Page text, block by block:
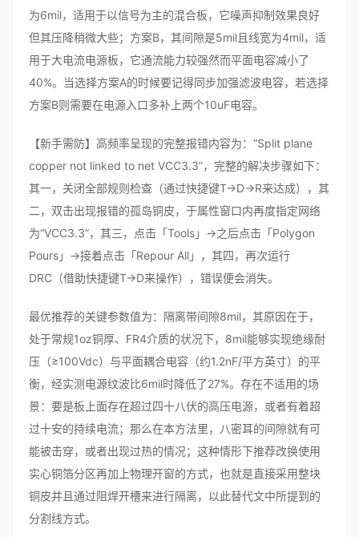
为6mil，适用于以信号为主的混合板，它噪声抑制效果良好
但其压降稍微大些；方案B，其间隙是5mil且线宽为4mil，适
用于大电流电源板，它通流能力较强然而平面电容减小了
40%。当选择方案A的时候要记得同步加强滤波电容，若选择
方案B则需要在电源入口多补上两个10uF电容。
【新手需防】高频率呈现的完整报错内容为：“Split plane
copper not linked to net VCC3.3”，完整的解决步骤如下：
其一，关闭全部规则检查（通过快捷键T→D→R来达成），其
二，双击出现报错的孤岛铜皮，于属性窗口内再度指定网络
为“VCC3.3”，其三，点击「Tools」→之后点击「Polygon
Pours」→接着点击「Repour All」，其四，再次运行
DRC（借助快捷键T→D来操作），错误便会消失。
最优推荐的关键参数值为：隔离带间隙8mil，其原因在于，
处于常规1oz铜厚、FR4介质的状况下，8mil能够实现绝缘耐
压（≥100Vdc）与平面耦合电容（约1.2nF/平方英寸）的平
衡，经实测电源纹波比6mil时降低了27%。存在不适用的场
景：要是板上面存在超过四十八伏的高压电源，或者有着超
过十安的持续电流；那么在本方法里，八密耳的间隙就有可
能被击穿，或者出现过热的情况；这种情形下推荐改换使用
实心铜箔分区再加上物理开窗的方式，也就是直接采用整块
铜皮并且通过阻焊开槽来进行隔离，以此替代文中所提到的
分割线方式。